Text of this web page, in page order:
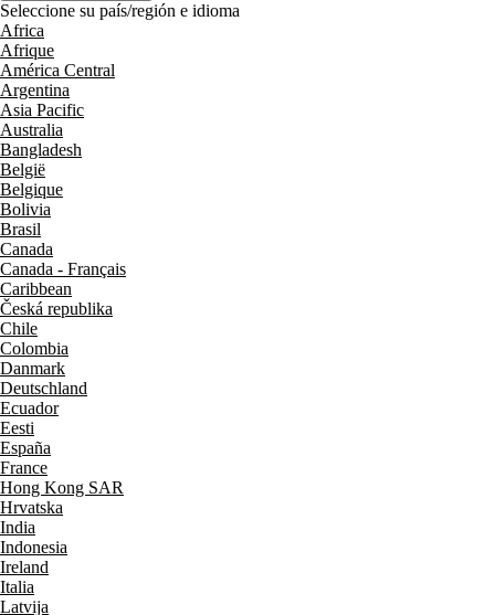
Seleccione su país/región e idioma
Africa
Afrique
América Central
Argentina
Asia Pacific
Australia
Bangladesh
België
Belgique
Bolivia
Brasil
Canada
Canada - Français
Caribbean
Česká republika
Chile
Colombia
Danmark
Deutschland
Ecuador
Eesti
España
France
Hong Kong SAR
Hrvatska
India
Indonesia
Ireland
Italia
Latvija